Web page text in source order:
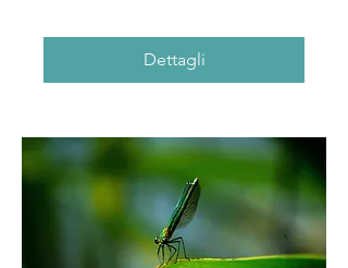
Dettagli